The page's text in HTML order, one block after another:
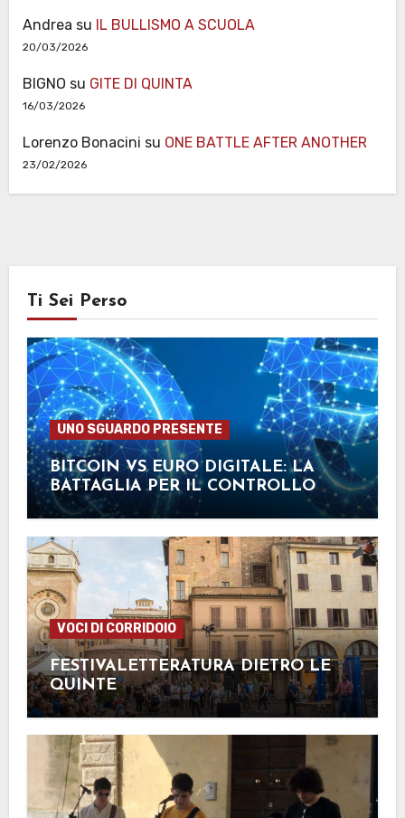
Andrea su IL BULLISMO A SCUOLA
20/03/2026
BIGNO su GITE DI QUINTA
16/03/2026
Lorenzo Bonacini su ONE BATTLE AFTER ANOTHER
23/02/2026
Ti Sei Perso
UNO SGUARDO PRESENTE
BITCOIN VS EURO DIGITALE: LA
BATTAGLIA PER IL CONTROLLO
FINANZIARIO
VOCI DI CORRIDOIO
FESTIVALETTERATURA DIETRO LE
QUINTE